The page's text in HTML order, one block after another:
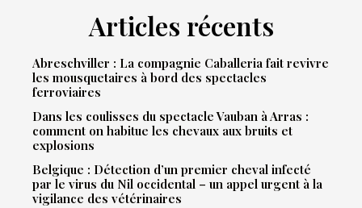
Articles récents
Abreschviller : La compagnie Caballeria fait revivre
les mousquetaires à bord des spectacles
ferroviaires
Dans les coulisses du spectacle Vauban à Arras :
comment on habitue les chevaux aux bruits et
explosions
Belgique : Détection d’un premier cheval infecté
par le virus du Nil occidental – un appel urgent à la
vigilance des vétérinaires